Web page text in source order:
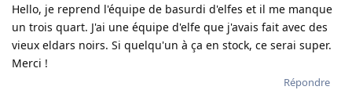
Hello, je reprend l'équipe de basurdi d'elfes et il me manque
un trois quart. J'ai une équipe d'elfe que j'avais fait avec des
vieux eldars noirs. Si quelqu'un à ça en stock, ce serai super.
Merci !
Répondre